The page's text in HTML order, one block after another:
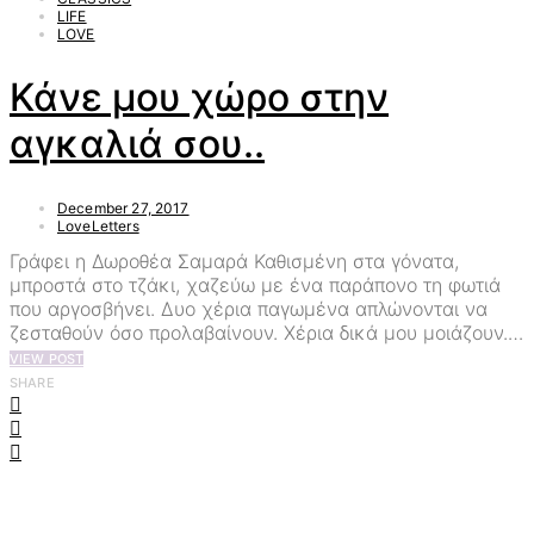
LIFE
LOVE
Κάνε μου χώρο στην
αγκαλιά σου..
December 27, 2017
LoveLetters
Γράφει η Δωροθέα Σαμαρά Καθισμένη στα γόνατα,
μπροστά στο τζάκι, χαζεύω με ένα παράπονο τη φωτιά
που αργοσβήνει. Δυο χέρια παγωμένα απλώνονται να
ζεσταθούν όσο προλαβαίνουν. Χέρια δικά μου μοιάζουν.…
VIEW POST
SHARE